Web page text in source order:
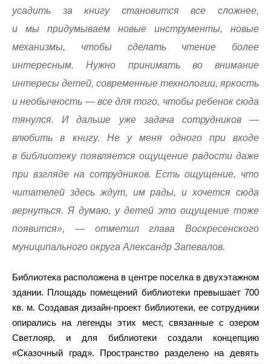
усадить за книгу становится все сложнее,
и мы придумываем новые инструменты, новые
механизмы, чтобы сделать чтение более
интересным. Нужно принимать во внимание
интересы детей, современные технологии, яркость
и необычность — все для того, чтобы ребенок сюда
тянулся. И дальше уже задача сотрудников —
влюбить в книгу. Не у меня одного при входе
в библиотеку появляется ощущение радости даже
при взгляде на сотрудников. Есть ощущение, что
читателей здесь ждут, им рады, и хочется сюда
вернуться. Я думаю, у детей это ощущение тоже
появится», — отметил глава Воскресенского
муниципального округа Александр Запевалов.
Библиотека расположена в центре поселка в двухэтажном
здании. Площадь помещений библиотеки превышает 700
кв. м. Создавая дизайн-проект библиотеки, ее сотрудники
опирались на легенды этих мест, связанные с озером
Светлояр, и для библиотеки создали концепцию
«Сказочный град». Пространство разделено на девять